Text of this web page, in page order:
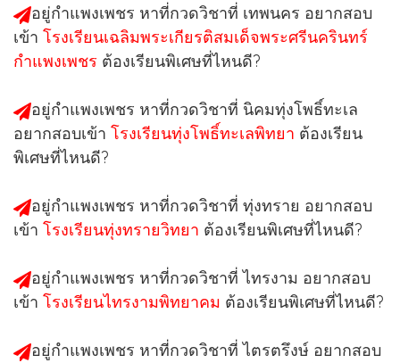
อยู่กำแพงเพชร หาที่กวดวิชาที่ เทพนคร อยากสอบ
เข้า โรงเรียนเฉลิมพระเกียรติสมเด็จพระศรีนครินทร์
กำแพงเพชร ต้องเรียนพิเศษที่ไหนดี?
อยู่กำแพงเพชร หาที่กวดวิชาที่ นิคมทุ่งโพธิ์ทะเล
อยากสอบเข้า โรงเรียนทุ่งโพธิ์ทะเลพิทยา ต้องเรียน
พิเศษที่ไหนดี?
อยู่กำแพงเพชร หาที่กวดวิชาที่ ทุ่งทราย อยากสอบ
เข้า โรงเรียนทุ่งทรายวิทยา ต้องเรียนพิเศษที่ไหนดี?
อยู่กำแพงเพชร หาที่กวดวิชาที่ไทรงาม อยากสอบ
เข้า โรงเรียนไทรงามพิทยาคม ต้องเรียนพิเศษที่ไหนดี?
อยู่กำแพงเพชร หาที่กวดวิชาที่ไตรตรึงษ์ อยากสอบ